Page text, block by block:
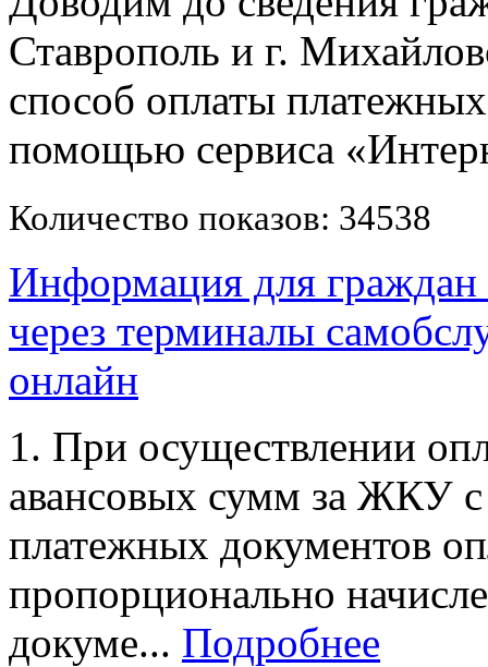
Ставрополь и г.
способ оплаты
помощью сервиса
Количество показов: 34538
Информация для
через терминалы
онлайн
1. При осуществлении
авансовых сумм за ЖКУ
платежных документов
пропорционально
докуме... Подробнее